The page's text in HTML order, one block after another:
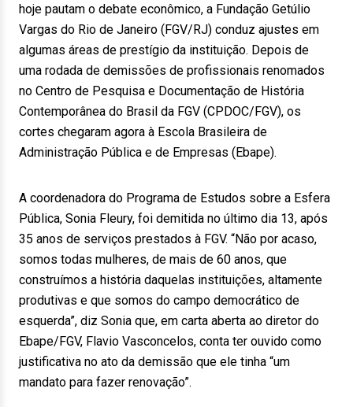
hoje pautam o debate econômico, a Fundação Getúlio
Vargas do Rio de Janeiro (FGV/RJ) conduz ajustes em
algumas áreas de prestígio da instituição. Depois de
uma rodada de demissões de profissionais renomados
no Centro de Pesquisa e Documentação de História
Contemporânea do Brasil da FGV (CPDOC/FGV), os
cortes chegaram agora à Escola Brasileira de
Administração Pública e de Empresas (Ebape).
A coordenadora do Programa de Estudos sobre a Esfera
Pública, Sonia Fleury, foi demitida no último dia 13, após
35 anos de serviços prestados à FGV. “Não por acaso,
somos todas mulheres, de mais de 60 anos, que
construímos a história daquelas instituições, altamente
produtivas e que somos do campo democrático de
esquerda”, diz Sonia que, em carta aberta ao diretor do
Ebape/FGV, Flavio Vasconcelos, conta ter ouvido como
justificativa no ato da demissão que ele tinha “um
mandato para fazer renovação”.